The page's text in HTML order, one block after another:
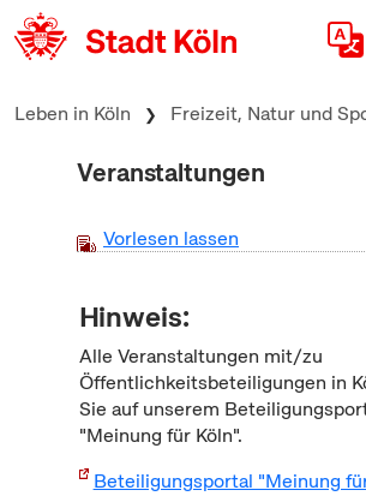
zum Inhalt springen
Leben in Köln Freizeit, Natur und
Veranstaltungen
Vorlesen lassen
Hinweis:
Alle Veranstaltungen mit/zu
Öffentlichkeitsbeteiligungen in
Sie auf unserem
"Meinung für Köln".
Beteiligungsportal "Meinung